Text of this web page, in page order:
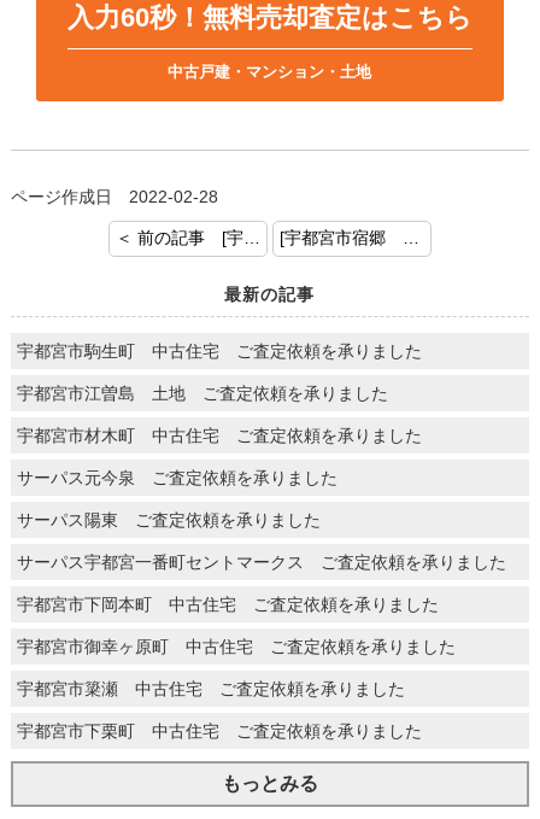
入力60秒！無料売却査定はこちら
中古戸建・マンション・土地
ページ作成日 2022-02-28
＜ 前の記事 [宇都宮市兵庫塚 土地 ご成約おめでとうございます]
最新の記事
宇都宮市駒生町 中古住宅 ご査定依頼を承りました
宇都宮市江曽島 土地 ご査定依頼を承りました
宇都宮市材木町 中古住宅 ご査定依頼を承りました
サーパス元今泉 ご査定依頼を承りました
サーパス陽東 ご査定依頼を承りました
サーパス宇都宮一番町セントマークス ご査定依頼を承りました
宇都宮市下岡本町 中古住宅 ご査定依頼を承りました
宇都宮市御幸ヶ原町 中古住宅 ご査定依頼を承りました
宇都宮市簗瀬 中古住宅 ご査定依頼を承りました
宇都宮市下栗町 中古住宅 ご査定依頼を承りました
もっとみる